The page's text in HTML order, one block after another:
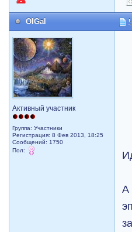
OlGal
Активный участник
Группа: Участники
Регистрация: 8 Фев 2013, 18:25
Сообщений: 1750
Пол:
А